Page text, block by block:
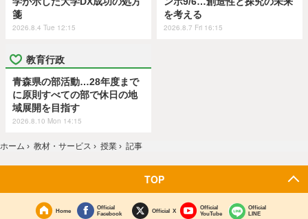
箋
2026.8.4 Tue 12:15
を考える
2026.8.7 Fri 16:15
教育行政
青森県の部活動…28年度まで
に原則すべての部で休日の地
域展開を目指す
2026.8.10 Mon 14:15
ホーム › 教材・サービス › 授業 › 記事
TOP
Home
Official
Facebook
Official X
Official
YouTube
Official
LINE